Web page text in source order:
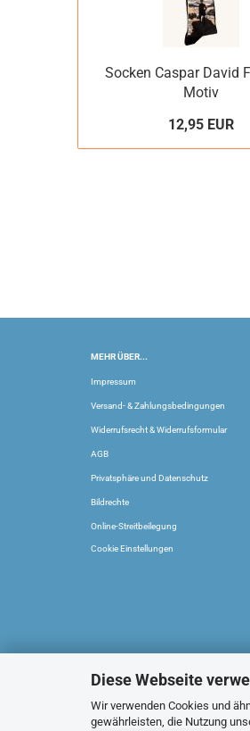
Diese Webseite
Wir verwenden Cookies und
gewährleisten, die Nutzung
Socken Caspar David
Motiv
12,95 EUR
MEHR ÜBER...
Impressum
Versand- & Zahlungsbedingungen
Widerrufsrecht & Widerrufsformular
AGB
Privatsphäre und Datenschutz
Bildrechte
Online-Streitbeilegung
Cookie Einstellungen